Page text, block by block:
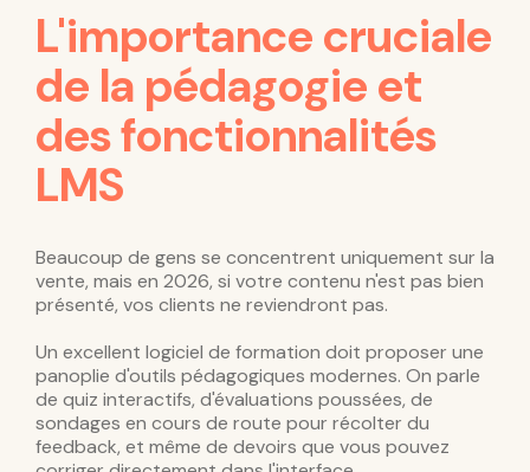
L'importance cruciale
de la pédagogie et
des fonctionnalités
LMS
Beaucoup de gens se concentrent uniquement sur la
vente, mais en 2026, si votre contenu n'est pas bien
présenté, vos clients ne reviendront pas.
Un excellent logiciel de formation doit proposer une
panoplie d'outils pédagogiques modernes. On parle
de quiz interactifs, d'évaluations poussées, de
sondages en cours de route pour récolter du
feedback, et même de devoirs que vous pouvez